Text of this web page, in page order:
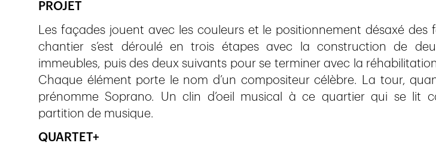
PROJET
Les façades jouent avec les couleurs et le positionnement désaxé des
chantier s’est déroulé en trois étapes avec la construction de
immeubles, puis des deux suivants pour se terminer avec la
Chaque élément porte le nom d’un compositeur célèbre. La tour,
prénomme Soprano. Un clin d’oeil musical à ce quartier qui se lit
partition de musique.
QUARTET+